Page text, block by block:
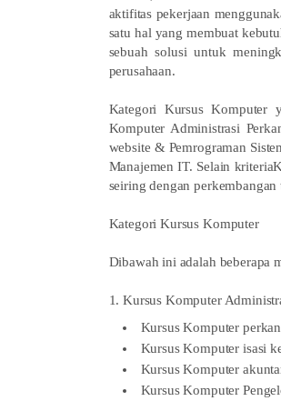
aktifitas pekerjaan
satu hal yang membuat
sebuah solusi untuk
perusahaan.
Kategori Kursus Komputer
Komputer Administrasi
website & Pemrograman
Manajemen IT. Selain
seiring dengan
Kategori Kursus Komputer
Dibawah ini adalah beberapa
1. Kursus Komputer
Kursus Komputer
Kursus Komputer isasi
Kursus Komputer
Kursus Komputer